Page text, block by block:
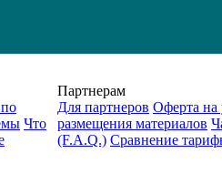
Что
Партнерам
Для партнеров Оферта на
размещения материалов
(F.A.Q.) Cравнение